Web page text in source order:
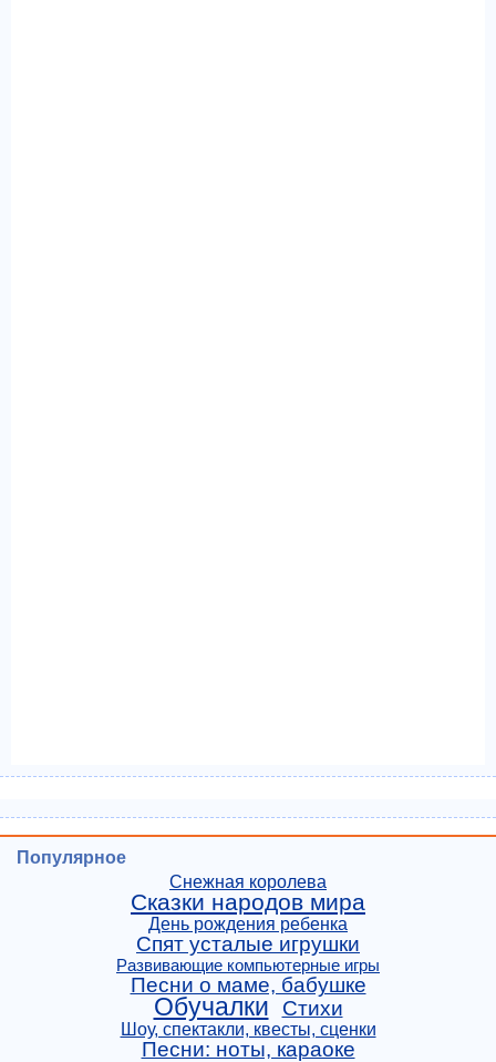
Популярное
Снежная королева
Сказки народов мира
День рождения ребенка
Спят усталые игрушки
Развивающие компьютерные игры
Песни о маме, бабушке
Обучалки Стихи
Шоу, спектакли, квесты, сценки
Песни: ноты, караоке